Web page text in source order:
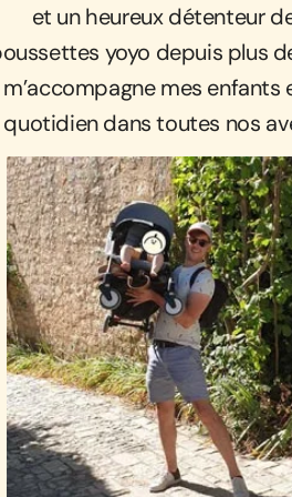
et un heureux détenteur
yoyo depuis plus
m’accompagne mes enfants
quotidien dans toutes nos